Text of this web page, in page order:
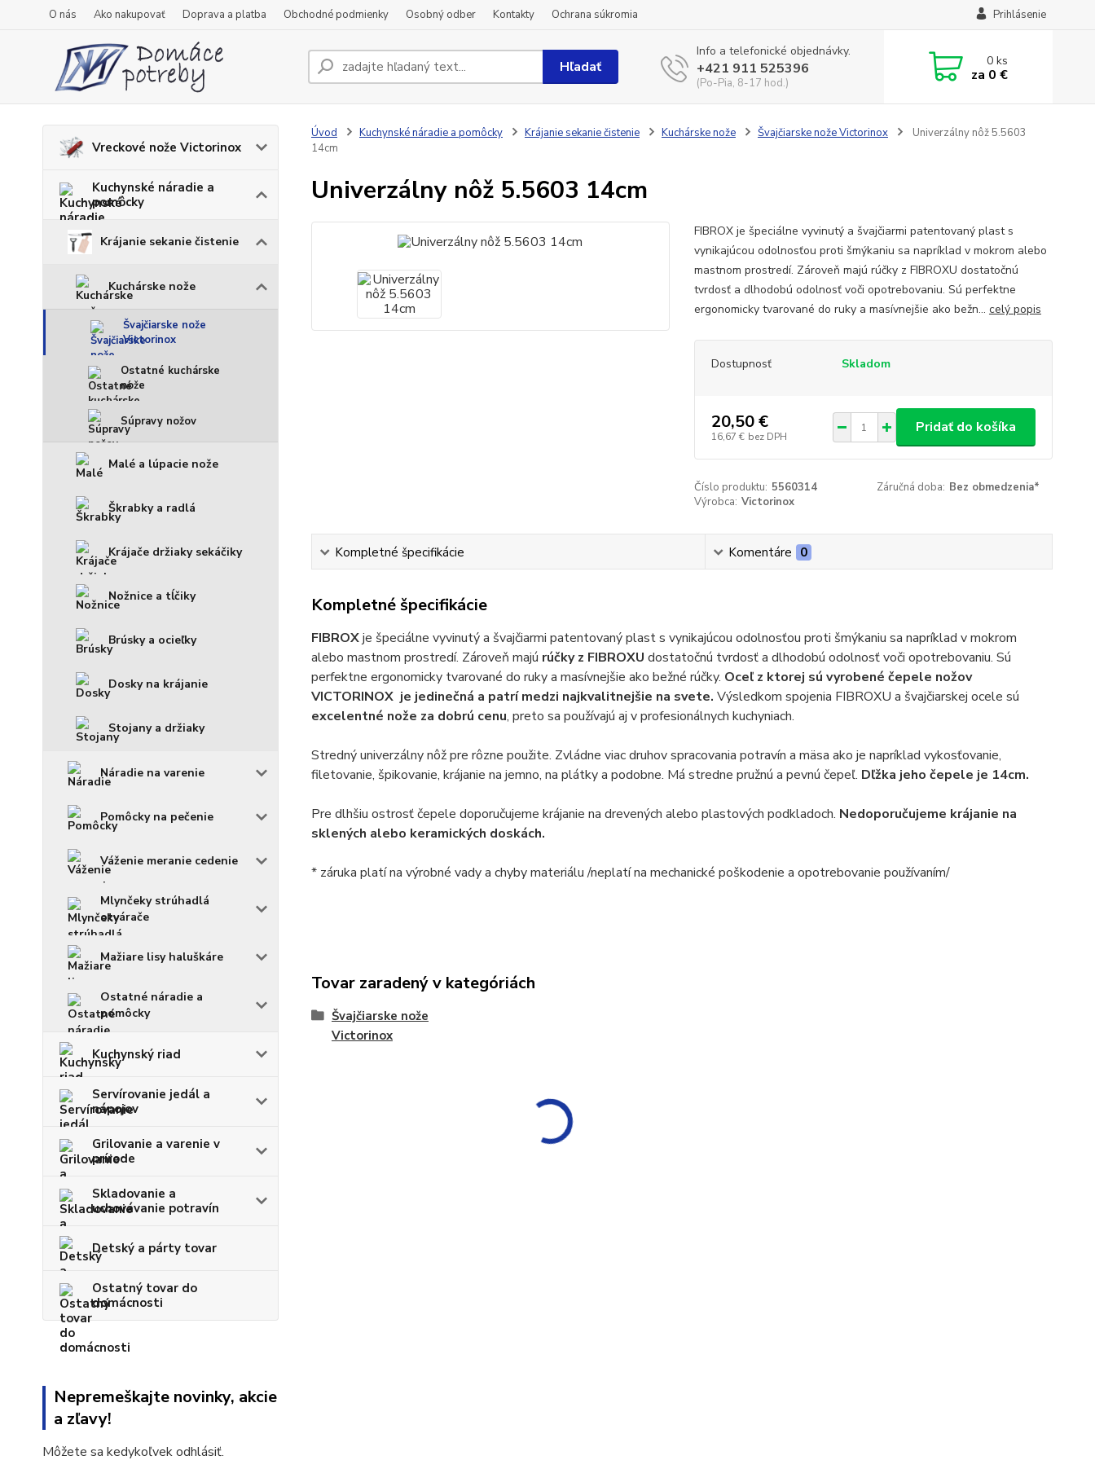
O nás Ako nakupovať Doprava a platba Obchodné podmienky Osobný odber Kontakty Ochrana súkromia Prihlásenie
Hľadať
Info a telefonické objednávky.
+421 911 525396
(Po-Pia, 8-17 hod.)
0ks
za 0 €
Vreckové nože Victorinox
Kuchynské náradie a
pomôcky
Krájanie sekanie čistenie
Kuchárske nože
Švajčiarske nože
Victorinox
Ostatné kuchárske
nože
Súpravy nožov
Malé a lúpacie nože
Škrabky a radlá
Krájače držiaky sekáčiky
Nožnice a tĺčiky
Brúsky a ocieľky
Dosky na krájanie
Stojany a držiaky
Náradie na varenie
Pomôcky na pečenie
Váženie meranie cedenie
Mlynčeky strúhadlá
otvárače
Mažiare lisy haluškáre
Ostatné náradie a
pomôcky
Kuchynský riad
Servírovanie jedál a
nápojov
Grilovanie a varenie v
prírode
Skladovanie a
uchovávanie potravín
Detský a párty tovar
Ostatný tovar do
domácnosti
Nepremeškajte novinky, akcie
a zľavy!
Môžete sa kedykoľvek odhlásiť.
Úvod Kuchynské náradie a pomôcky Krájanie sekanie čistenie Kuchárske nože Švajčiarske nože Victorinox
Univerzálny nôž 5.5603
14cm
Univerzálny nôž 5.5603 14cm
FIBROX je špeciálne vyvinutý a švajčiarmi patentovaný plast s
vynikajúcou odolnosťou proti šmýkaniu sa napríklad v mokrom alebo
mastnom prostredí. Zároveň majú rúčky z FIBROXU dostatočnú
tvrdosť a dlhodobú odolnosť voči opotrebovaniu. Sú perfektne
ergonomicky tvarované do ruky a masívnejšie ako bežn... celý popis
Dostupnosť Skladom
20,50 €
16,67 € bez DPH
Pridať do košíka
Číslo produktu: 5560314 Záručná doba: Bez obmedzenia*
Výrobca: Victorinox
Kompletné špecifikácie Komentáre 0
Kompletné špecifikácie
FIBROXje špeciálne vyvinutý a švajčiarmi patentovaný plast s vynikajúcou odolnosťou proti šmýkaniu sa napríklad v mokrom
alebo mastnom prostredí. Zároveň majú rúčky z FIBROXU dostatočnú tvrdosť a dlhodobú odolnosť voči opotrebovaniu. Sú
perfektne ergonomicky tvarované do ruky a masívnejšie ako bežné rúčky. Oceľ z ktorej sú vyrobené čepele nožov
VICTORINOX je jedinečná a patrí medzi najkvalitnejšie na svete. Výsledkom spojenia FIBROXU a švajčiarskej ocele sú
excelentné nože za dobrú cenu, preto sa používajú aj v profesionálnych kuchyniach.
Stredný univerzálny nôž pre rôzne použite. Zvládne viac druhov spracovania potravín a mäsa ako je napríklad vykosťovanie,
filetovanie, špikovanie, krájanie na jemno, na plátky a podobne. Má stredne pružnú a pevnú čepeľ. Dľžka jeho čepele je 14cm.
Pre dlhšiu ostrosť čepele doporučujeme krájanie na drevených alebo plastových podkladoch. Nedoporučujeme krájanie na
sklených alebo keramických doskách.
* záruka platí na výrobné vady a chyby materiálu /neplatí na mechanické poškodenie a opotrebovanie používaním/
Tovar zaradený v kategóriách
Švajčiarske nože
Victorinox